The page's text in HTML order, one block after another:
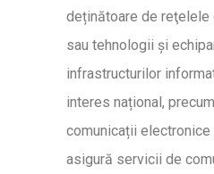
deținătoare de
sau tehnologii și
infrastructurilor
interes național,
comunicații
asigură servicii de